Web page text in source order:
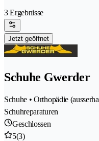
3 Ergebnisse
Jetzt geöffnet
Schuhe Gwerder
Schuhe • Orthopädie
Schuhreparaturen
Geschlossen
5(3)